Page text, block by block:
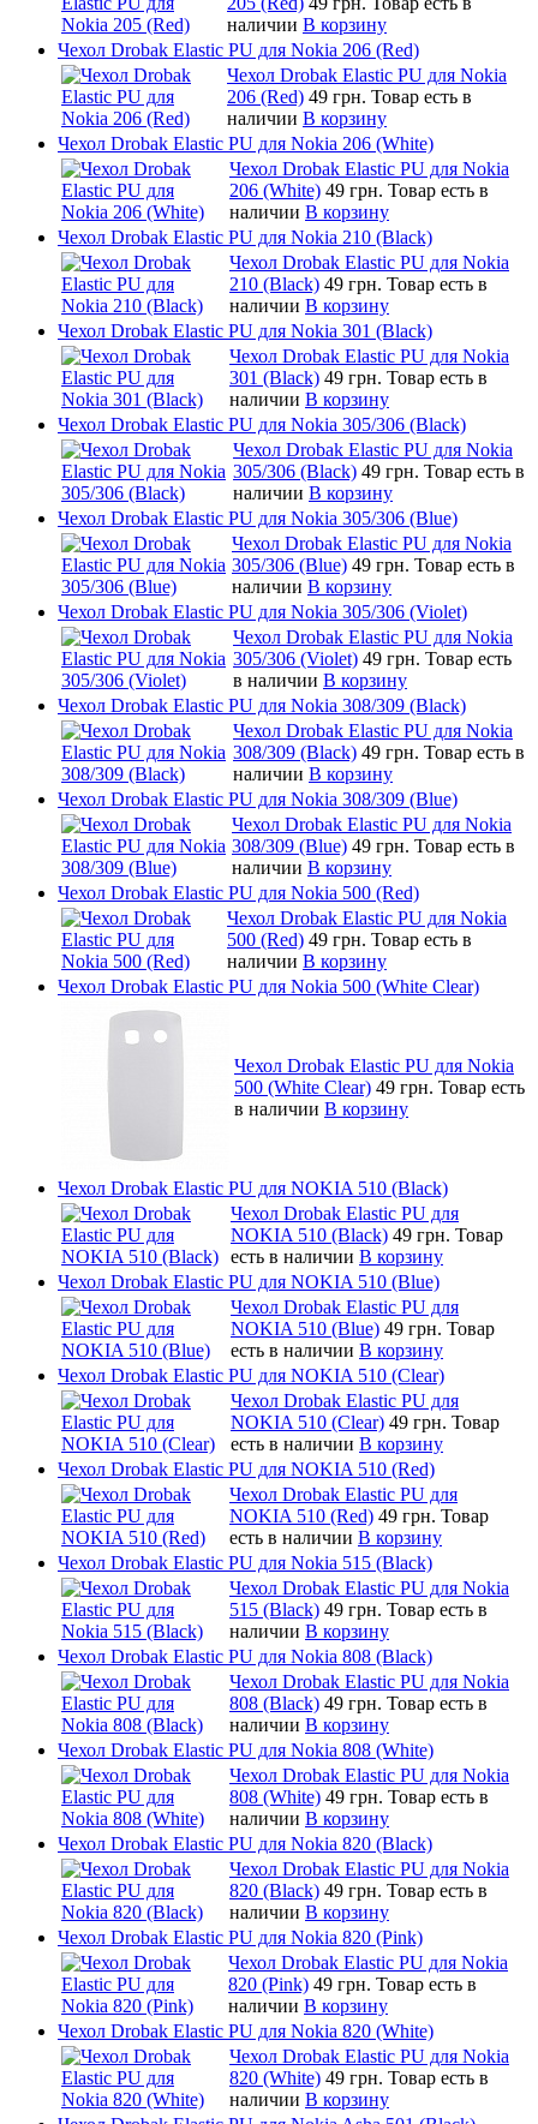
наличии В корзину
Чехол Drobak Elastic PU для Nokia 206 (Red)
Чехол Drobak Elastic PU для Nokia
206 (Red) 49 грн. Товар есть в
наличии В корзину
Чехол Drobak Elastic PU для Nokia 206 (White)
Чехол Drobak Elastic PU для Nokia
206 (White) 49 грн. Товар есть в
наличии В корзину
Чехол Drobak Elastic PU для Nokia 210 (Black)
Чехол Drobak Elastic PU для Nokia
210 (Black) 49 грн. Товар есть в
наличии В корзину
Чехол Drobak Elastic PU для Nokia 301 (Black)
Чехол Drobak Elastic PU для Nokia
301 (Black) 49 грн. Товар есть в
наличии В корзину
Чехол Drobak Elastic PU для Nokia 305/306 (Black)
Чехол Drobak Elastic PU для Nokia
305/306 (Black) 49 грн. Товар есть в
наличии В корзину
Чехол Drobak Elastic PU для Nokia 305/306 (Blue)
Чехол Drobak Elastic PU для Nokia
305/306 (Blue) 49 грн. Товар есть в
наличии В корзину
Чехол Drobak Elastic PU для Nokia 305/306 (Violet)
Чехол Drobak Elastic PU для Nokia
305/306 (Violet) 49 грн. Товар есть
в наличии В корзину
Чехол Drobak Elastic PU для Nokia 308/309 (Black)
Чехол Drobak Elastic PU для Nokia
308/309 (Black) 49 грн. Товар есть в
наличии В корзину
Чехол Drobak Elastic PU для Nokia 308/309 (Blue)
Чехол Drobak Elastic PU для Nokia
308/309 (Blue) 49 грн. Товар есть в
наличии В корзину
Чехол Drobak Elastic PU для Nokia 500 (Red)
Чехол Drobak Elastic PU для Nokia
500 (Red) 49 грн. Товар есть в
наличии В корзину
Чехол Drobak Elastic PU для Nokia 500 (White Clear)
Чехол Drobak Elastic PU для Nokia
500 (White Clear) 49 грн. Товар есть
в наличии В корзину
Чехол Drobak Elastic PU для NOKIA 510 (Black)
Чехол Drobak Elastic PU для
NOKIA 510 (Black) 49 грн. Товар
есть в наличии В корзину
Чехол Drobak Elastic PU для NOKIA 510 (Blue)
Чехол Drobak Elastic PU для
NOKIA 510 (Blue) 49 грн. Товар
есть в наличии В корзину
Чехол Drobak Elastic PU для NOKIA 510 (Clear)
Чехол Drobak Elastic PU для
NOKIA 510 (Clear) 49 грн. Товар
есть в наличии В корзину
Чехол Drobak Elastic PU для NOKIA 510 (Red)
Чехол Drobak Elastic PU для
NOKIA 510 (Red) 49 грн. Товар
есть в наличии В корзину
Чехол Drobak Elastic PU для Nokia 515 (Black)
Чехол Drobak Elastic PU для Nokia
515 (Black) 49 грн. Товар есть в
наличии В корзину
Чехол Drobak Elastic PU для Nokia 808 (Black)
Чехол Drobak Elastic PU для Nokia
808 (Black) 49 грн. Товар есть в
наличии В корзину
Чехол Drobak Elastic PU для Nokia 808 (White)
Чехол Drobak Elastic PU для Nokia
808 (White) 49 грн. Товар есть в
наличии В корзину
Чехол Drobak Elastic PU для Nokia 820 (Black)
Чехол Drobak Elastic PU для Nokia
820 (Black) 49 грн. Товар есть в
наличии В корзину
Чехол Drobak Elastic PU для Nokia 820 (Pink)
Чехол Drobak Elastic PU для Nokia
820 (Pink) 49 грн. Товар есть в
наличии В корзину
Чехол Drobak Elastic PU для Nokia 820 (White)
Чехол Drobak Elastic PU для Nokia
820 (White) 49 грн. Товар есть в
наличии В корзину